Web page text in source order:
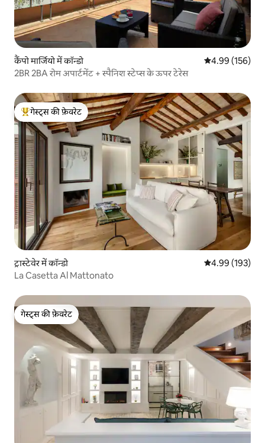
कैंपो मार्जियो में कॉन्डो औसत रेटिंग 5 में से
4.99 (156)
2BR 2BA रोम अपार्टमेंट + स्पैनिश स्टेप्स के ऊपर टेरेस
गेस्ट्स का टॉप फ़ेवरेट
गेस्ट्स की फ़ेवरेट
ट्रास्टेवेर में कॉन्डो औसत रेटिंग 5 में से
4.99 (193)
La Casetta Al Mattonato
गेस्ट्स की फ़ेवरेट
गेस्ट्स की फ़ेवरेट